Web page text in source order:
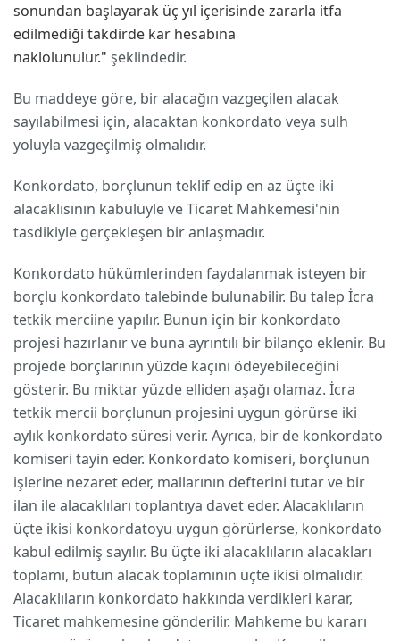
sonundan başlayarak üç yıl içerisinde zararla itfa
edilmediği takdirde kar hesabına
naklolunulur." şeklindedir.
Bu maddeye göre, bir alacağın vazgeçilen alacak
sayılabilmesi için, alacaktan konkordato veya sulh
yoluyla vazgeçilmiş olmalıdır.
Konkordato, borçlunun teklif edip en az üçte iki
alacaklısının kabulüyle ve Ticaret Mahkemesi'nin
tasdikiyle gerçekleşen bir anlaşmadır.
Konkordato hükümlerinden faydalanmak isteyen bir
borçlu konkordato talebinde bulunabilir. Bu talep İcra
tetkik merciine yapılır. Bunun için bir konkordato
projesi hazırlanır ve buna ayrıntılı bir bilanço eklenir. Bu
projede borçlarının yüzde kaçını ödeyebileceğini
gösterir. Bu miktar yüzde elliden aşağı olamaz. İcra
tetkik mercii borçlunun projesini uygun görürse iki
aylık konkordato süresi verir. Ayrıca, bir de konkordato
komiseri tayin eder. Konkordato komiseri, borçlunun
işlerine nezaret eder, mallarının defterini tutar ve bir
ilan ile alacaklıları toplantıya davet eder. Alacaklıların
üçte ikisi konkordatoyu uygun görürlerse, konkordato
kabul edilmiş sayılır. Bu üçte iki alacaklıların alacakları
toplamı, bütün alacak toplamının üçte ikisi olmalıdır.
Alacaklıların konkordato hakkında verdikleri karar,
Ticaret mahkemesine gönderilir. Mahkeme bu kararı